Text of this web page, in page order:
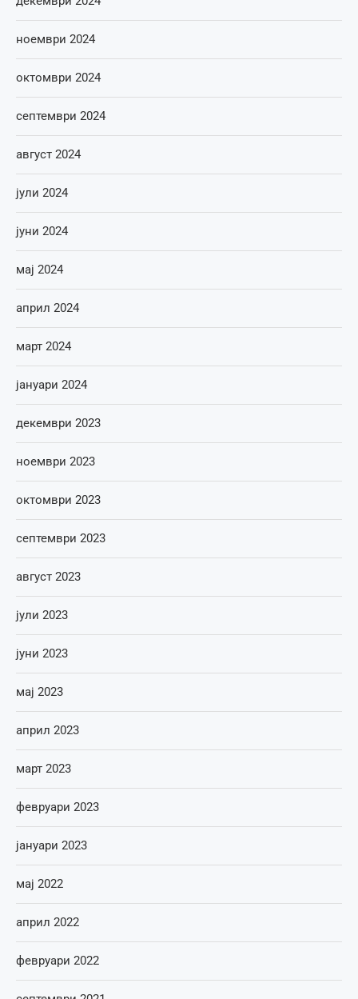
ноември 2024
октомври 2024
септември 2024
август 2024
јули 2024
јуни 2024
мај 2024
април 2024
март 2024
јануари 2024
декември 2023
ноември 2023
октомври 2023
септември 2023
август 2023
јули 2023
јуни 2023
мај 2023
април 2023
март 2023
февруари 2023
јануари 2023
мај 2022
април 2022
февруари 2022